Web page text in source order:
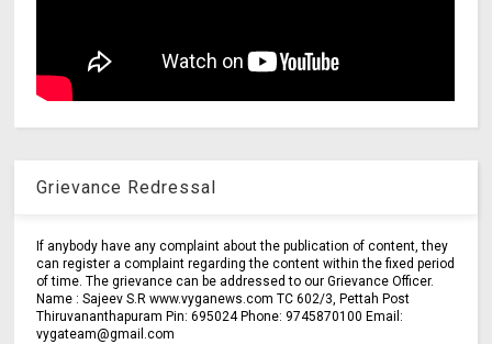
Grievance Redressal
If anybody have any complaint about the publication of content, they
can register a complaint regarding the content within the fixed period
of time. The grievance can be addressed to our Grievance Officer.
Name : Sajeev S.R www.vyganews.com TC 602/3, Pettah Post
Thiruvananthapuram Pin: 695024 Phone: 9745870100 Email:
vygateam@gmail.com